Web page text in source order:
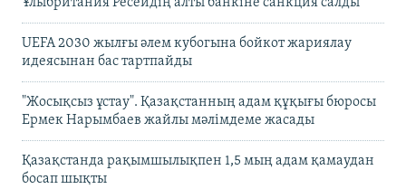
UEFA 2030 жылғы әлем кубогына бойкот жариялау
идеясынан бас тартпайды
"Жосықсыз ұстау". Қазақстанның адам құқығы бюросы
Ермек Нарымбаев жайлы мәлімдеме жасады
Қазақстанда рақымшылықпен 1,5 мың адам қамаудан
босап шықты